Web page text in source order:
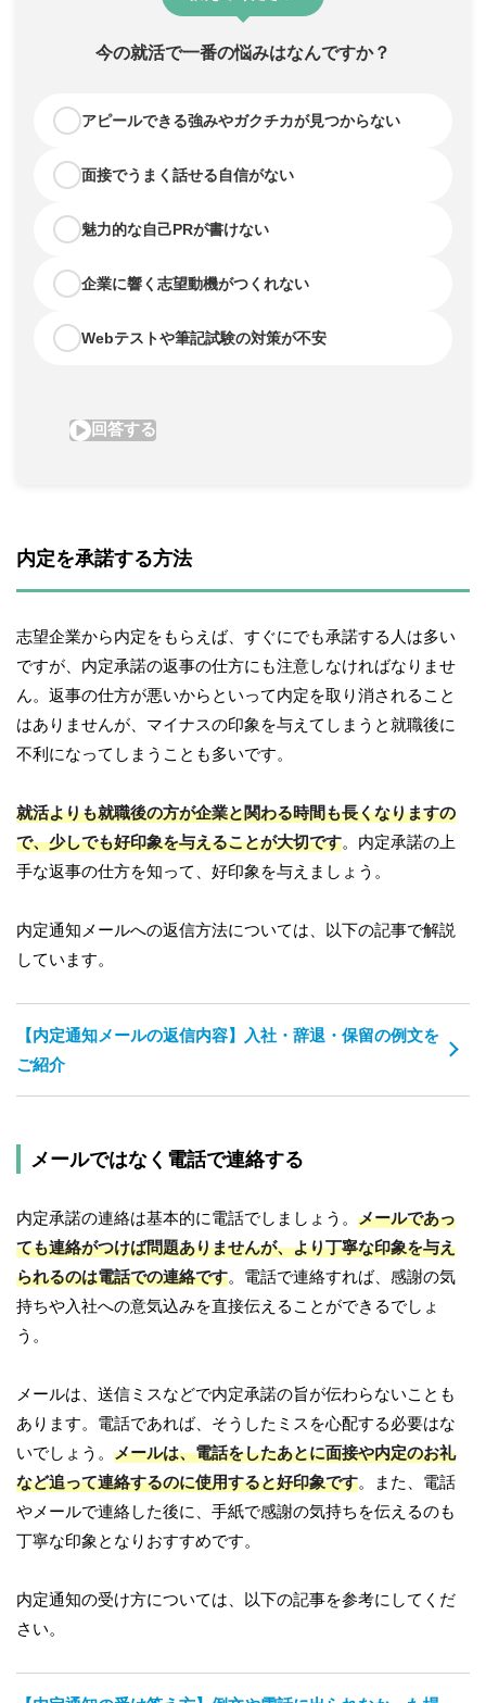
内定を承諾する方法
志望企業から内定をもらえば、すぐにでも承諾する人は多い
ですが、内定承諾の返事の仕方にも注意しなければなりませ
ん。返事の仕方が悪いからといって内定を取り消されること
はありませんが、マイナスの印象を与えてしまうと就職後に
不利になってしまうことも多いです。
就活よりも就職後の方が企業と関わる時間も長くなりますの
で、少しでも好印象を与えることが大切です。内定承諾の上
手な返事の仕方を知って、好印象を与えましょう。
内定通知メールへの返信方法については、以下の記事で解説
しています。
【内定通知メールの返信内容】入社・辞退・保留の例文を
ご紹介
メールではなく電話で連絡する
内定承諾の連絡は基本的に電話でしましょう。 メールであっ
ても連絡がつけば問題ありませんが、より丁寧な印象を与え
られるのは電話での連絡です。電話で連絡すれば、感謝の気
持ちや入社への意気込みを直接伝えることができるでしょ
う。
メールは、送信ミスなどで内定承諾の旨が伝わらないことも
あります。電話であれば、そうしたミスを心配する必要はな
いでしょう。 メールは、電話をしたあとに面接や内定のお礼
など追って連絡するのに使用すると好印象です。また、電話
やメールで連絡した後に、手紙で感謝の気持ちを伝えるのも
丁寧な印象となりおすすめです。
内定通知の受け方については、以下の記事を参考にしてくだ
さい。